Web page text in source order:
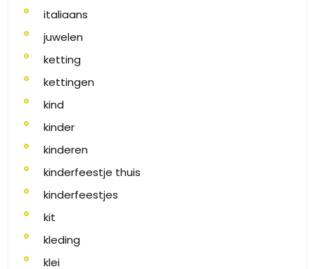
italiaans
juwelen
ketting
kettingen
kind
kinder
kinderen
kinderfeestje thuis
kinderfeestjes
kit
kleding
klei